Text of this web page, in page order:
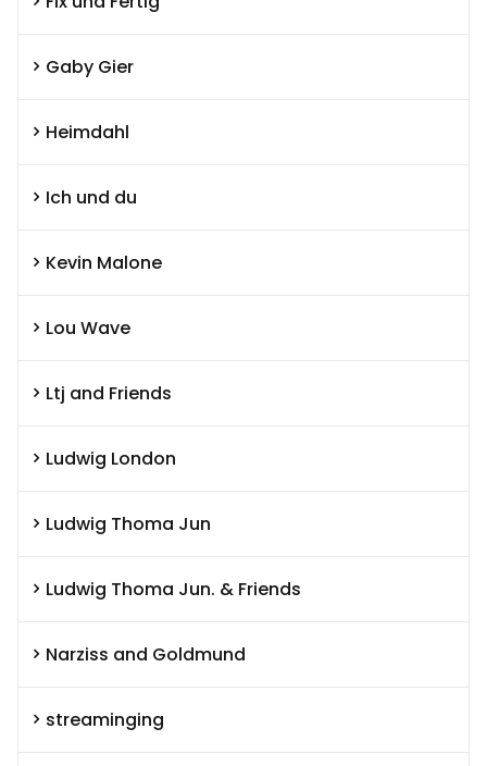
Gaby Gier
Heimdahl
Ich und du
Kevin Malone
Lou Wave
Ltj and Friends
Ludwig London
Ludwig Thoma Jun
Ludwig Thoma Jun. & Friends
Narziss and Goldmund
streaminging